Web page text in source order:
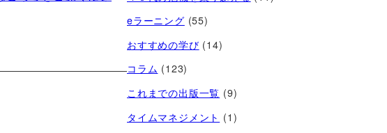
eラーニング (55)
おすすめの学び (14)
コラム (123)
これまでの出版一覧 (9)
タイムマネジメント (1)